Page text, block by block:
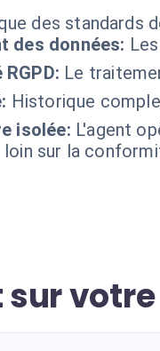
des standards
des données:
Le
Historique
isolée: L'agent
loin sur la